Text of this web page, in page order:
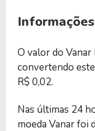
O valor do Vanar
convertendo
R$ 0,02.
Nas últimas 24
moeda Vanar foi